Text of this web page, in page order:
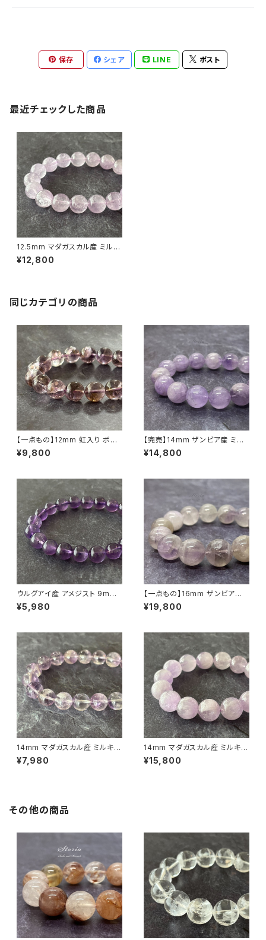
保存 シェア LINE ポスト
最近チェックした商品
12.5mm マダガスカル産 ミルキ
ー ラベンダーアメジスト ブレス
レット【画像現物】
¥12,800
同じカテゴリの商品
【一点もの】12mm 虹入り ボリ
ビア産 バイカラーアメトリン（紫
黄水晶）ブレスレット【鑑別済み】
¥9,800
【完売】14mm ザンビア産 ミル
キーラベンダーアメジスト（紫水
晶）ブレスレット【鑑別済み】
¥14,800
ウルグアイ産 アメジスト 9mm
ブレスレット【画像現物】
¥5,980
【一点もの】16mm ザンビア産
ラベンダーアメジスト（紫水晶）
ブレスレット【N010605】
¥19,800
14mm マダガスカル産 ミルキー
ラベンダーアメジスト（紫水晶）
ブレスレット【画像現物】
¥7,980
14mm マダガスカル産 ミルキー
ラベンダーアメジスト（紫水晶）
ブレスレット【画像現物】
¥15,800
その他の商品